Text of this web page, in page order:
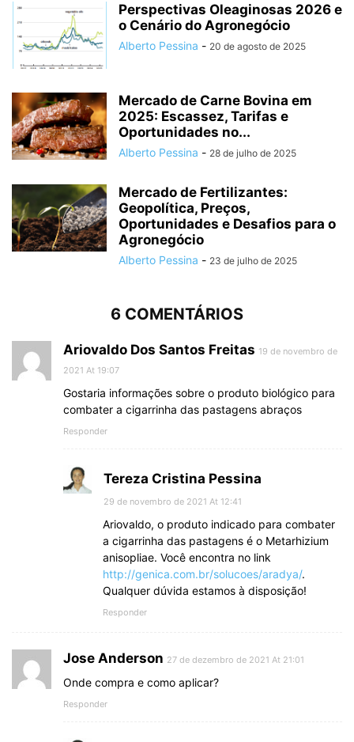
Perspectivas Oleaginosas 2026 e
o Cenário do Agronegócio
Alberto Pessina - 20 de agosto de 2025
Mercado de Carne Bovina em
2025: Escassez, Tarifas e
Oportunidades no...
Alberto Pessina - 28 de julho de 2025
Mercado de Fertilizantes:
Geopolítica, Preços,
Oportunidades e Desafios para o
Agronegócio
Alberto Pessina - 23 de julho de 2025
6 COMENTÁRIOS
Ariovaldo Dos Santos Freitas 19 de novembro de
2021 At 19:07
Gostaria informações sobre o produto biológico para
combater a cigarrinha das pastagens abraços
Responder
Tereza Cristina Pessina
29 de novembro de 2021 At 12:41
Ariovaldo, o produto indicado para combater
a cigarrinha das pastagens é o Metarhizium
anisopliae. Você encontra no link
http://genica.com.br/solucoes/aradya/.
Qualquer dúvida estamos à disposição!
Responder
Jose Anderson 27 de dezembro de 2021 At 21:01
Onde compra e como aplicar?
Responder